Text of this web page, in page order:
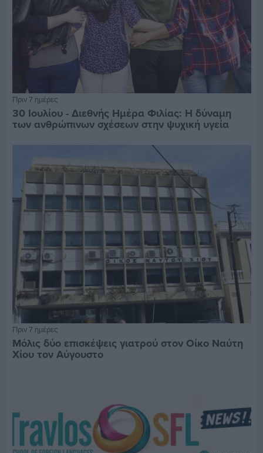
Πριν 7 ημέρες
30 Ιουλίου - Διεθνής Ημέρα Φιλίας: Η δύναμη
των ανθρώπινων σχέσεων στην ψυχική υγεία
Πριν 7 ημέρες
Μόλις δύο επισκέψεις γιατρού στον Οίκο Ναύτη
Χίου τον Αύγουστο